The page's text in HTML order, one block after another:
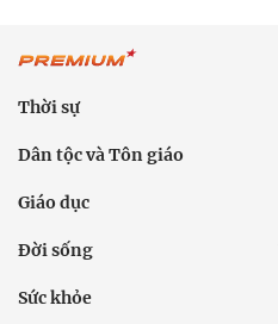
Thời sự
Dân tộc và Tôn giáo
Giáo dục
Đời sống
Sức khỏe